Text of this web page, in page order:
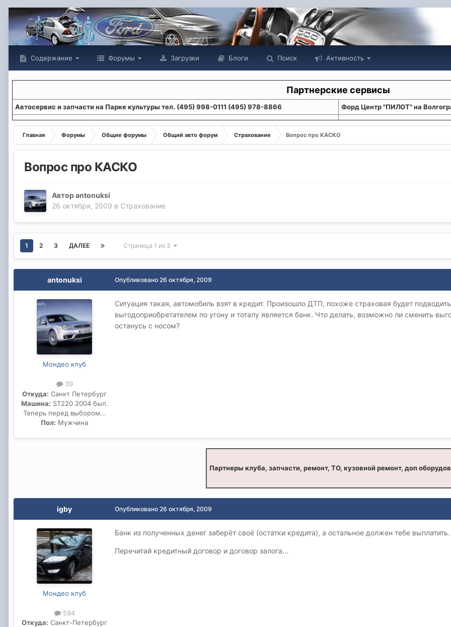
Содержание Форумы Загрузки Блоги Поиск Активность
Партнерские сервисы
Aвтосервис и запчасти на Парке культуры тел. (495) 998-0111 (495) 978-8866 Форд Центр "ПИЛОТ" на
Главная Форумы Общие форумы Общий авто форум Страхование Вопрос про КАСКО
Вопрос про КАСКО
Авторantonuksi
26 октября, 2009 в Страхование
1 2 3 ДАЛЕЕ Страница 1 из 3
antonuksi
Мондео клуб
39
Откуда: Санкт Петербург
Машина: ST220 2004 был.
Теперь перед выбором...
Пол: Мужчина
Опубликовано 26 октября, 2009
Ситуация такая, автомобиль взят в кредит. Произошло ДТП, похоже страховая будет
выгодоприобретателем по угону и тоталу является банк. Что делать, возможно ли сменить
останусь с носом?
Партнеры клуба, запчасти, ремонт, ТО, кузовной ремонт, доп
igby
Мондео клуб
594
Откуда: Cанкт-Петербург
Опубликовано 26 октября, 2009
Банк из полученных денег заберёт своё (остатки кредита), а остальное должен тебе выплатить.
Перечитай кредитный договор и договор залога...